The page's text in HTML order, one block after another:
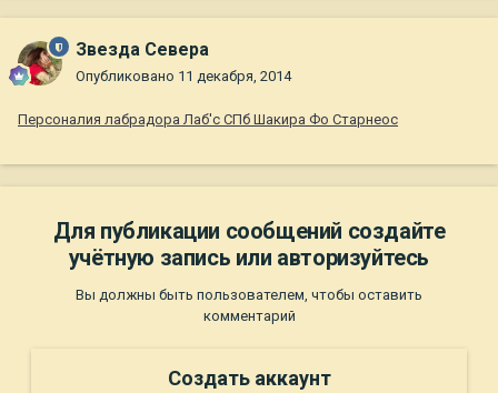
Звезда Севера
Опубликовано 11 декабря, 2014
Персоналия лабрадора Лаб'с СПб Шакира Фо Старнеос
Для публикации сообщений создайте
учётную запись или авторизуйтесь
Вы должны быть пользователем, чтобы оставить
комментарий
Создать аккаунт